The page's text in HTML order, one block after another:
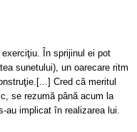
În sprijinul ei pot
sunetului), un oarecare ritm
[...] Cred că meritul
se rezumă până acum la
au implicat în realizarea lui.